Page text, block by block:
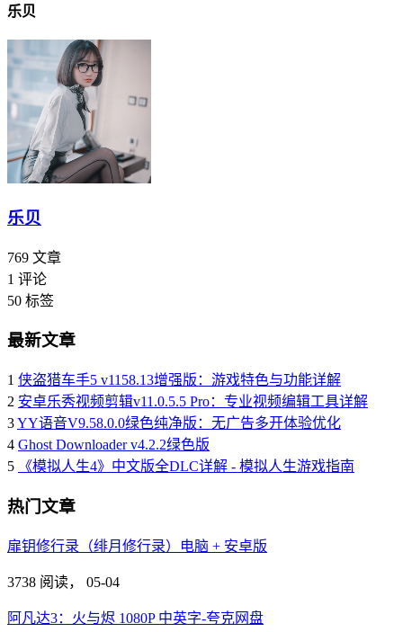
乐贝
乐贝
769 文章
1 评论
50 标签
最新文章
1 侠盗猎车手5 v1158.13增强版：游戏特色与功能详解
2 安卓乐秀视频剪辑v11.0.5.5 Pro：专业视频编辑工具详解
3YY语音V9.58.0.0绿色纯净版：无广告多开体验优化
4 Ghost Downloader v4.2.2绿色版
5
《模拟人生4》中文版全DLC详解 - 模拟人生游戏指南
热门文章
扉钥修行录（绯月修行录）电脑 + 安卓版
3738 阅读， 05-04
阿凡达3：火与烬 1080P 中英字-夸克网盘